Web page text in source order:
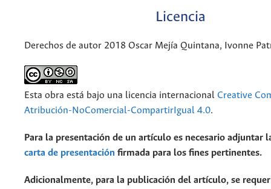
Licencia
Derechos de autor 2018 Oscar Mejía Quintana, Ivonne
Esta obra está bajo una licencia internacional Creative
Atribución-NoComercial-CompartirIgual 4.0.
Para la presentación de un artículo es necesario adjuntar
carta de presentación firmada para los fines pertinentes.
Adicionalmente, para la publicación del artículo, se